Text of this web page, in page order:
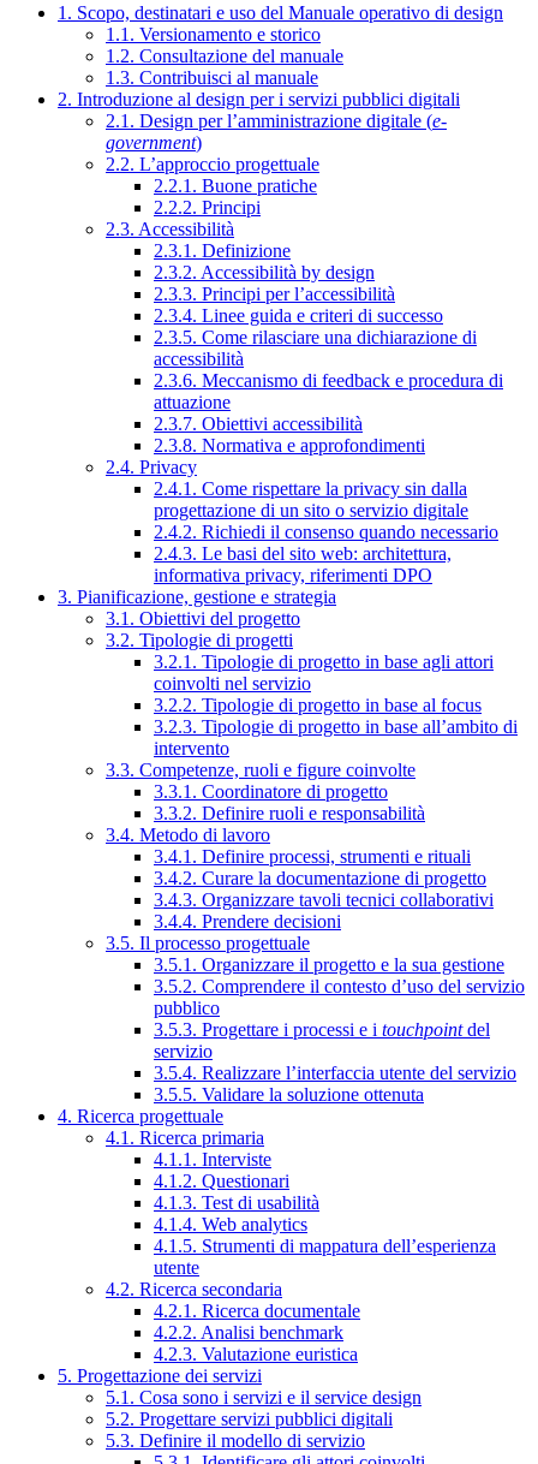
1. Scopo, destinatari e uso del Manuale operativo di design
1.1. Versionamento e storico
1.2. Consultazione del manuale
1.3. Contribuisci al manuale
2. Introduzione al design per i servizi pubblici digitali
2.1. Design per l’amministrazione digitale (e-
government)
2.2. L’approccio progettuale
2.2.1. Buone pratiche
2.2.2. Principi
2.3. Accessibilità
2.3.1. Definizione
2.3.2. Accessibilità by design
2.3.3. Principi per l’accessibilità
2.3.4. Linee guida e criteri di successo
2.3.5. Come rilasciare una dichiarazione di
accessibilità
2.3.6. Meccanismo di feedback e procedura di
attuazione
2.3.7. Obiettivi accessibilità
2.3.8. Normativa e approfondimenti
2.4. Privacy
2.4.1. Come rispettare la privacy sin dalla
progettazione di un sito o servizio digitale
2.4.2. Richiedi il consenso quando necessario
2.4.3. Le basi del sito web: architettura,
informativa privacy, riferimenti DPO
3. Pianificazione, gestione e strategia
3.1. Obiettivi del progetto
3.2. Tipologie di progetti
3.2.1. Tipologie di progetto in base agli attori
coinvolti nel servizio
3.2.2. Tipologie di progetto in base al focus
3.2.3. Tipologie di progetto in base all’ambito di
intervento
3.3. Competenze, ruoli e figure coinvolte
3.3.1. Coordinatore di progetto
3.3.2. Definire ruoli e responsabilità
3.4. Metodo di lavoro
3.4.1. Definire processi, strumenti e rituali
3.4.2. Curare la documentazione di progetto
3.4.3. Organizzare tavoli tecnici collaborativi
3.4.4. Prendere decisioni
3.5. Il processo progettuale
3.5.1. Organizzare il progetto e la sua gestione
3.5.2. Comprendere il contesto d’uso del servizio
pubblico
3.5.3. Progettare i processi e i touchpointdel
servizio
3.5.4. Realizzare l’interfaccia utente del servizio
3.5.5. Validare la soluzione ottenuta
4. Ricerca progettuale
4.1. Ricerca primaria
4.1.1. Interviste
4.1.2. Questionari
4.1.3. Test di usabilità
4.1.4. Web analytics
4.1.5. Strumenti di mappatura dell’esperienza
utente
4.2. Ricerca secondaria
4.2.1. Ricerca documentale
4.2.2. Analisi benchmark
4.2.3. Valutazione euristica
5. Progettazione dei servizi
5.1. Cosa sono i servizi e il service design
5.2. Progettare servizi pubblici digitali
5.3. Definire il modello di servizio